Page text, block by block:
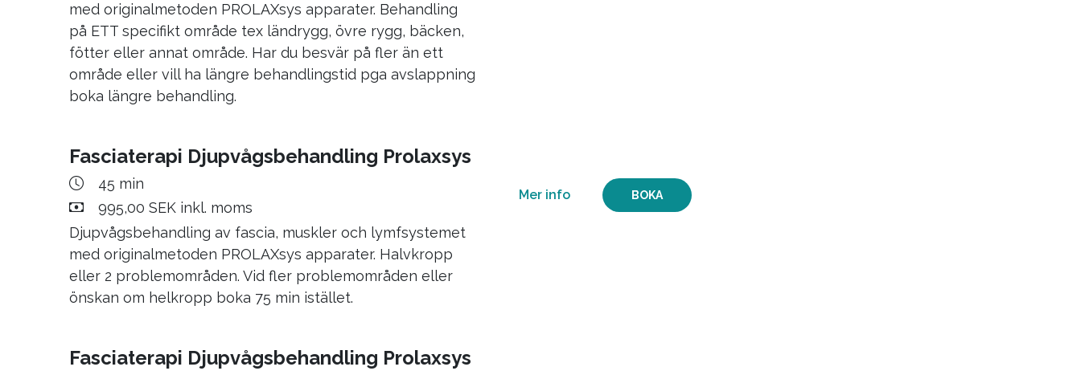
med originalmetoden PROLAXsys apparater. Behandling
på ETT specifikt område tex ländrygg, övre rygg, bäcken,
fötter eller annat område. Har du besvär på fler än ett
område eller vill ha längre behandlingstid pga avslappning
boka längre behandling.
Fasciaterapi Djupvågsbehandling Prolaxsys
45 min
995,00 SEK inkl. moms
Djupvågsbehandling av fascia, muskler och lymfsystemet
med originalmetoden PROLAXsys apparater. Halvkropp
eller 2 problemområden. Vid fler problemområden eller
önskan om helkropp boka 75 min istället.
BOKA
Mer info
Fasciaterapi Djupvågsbehandling Prolaxsys